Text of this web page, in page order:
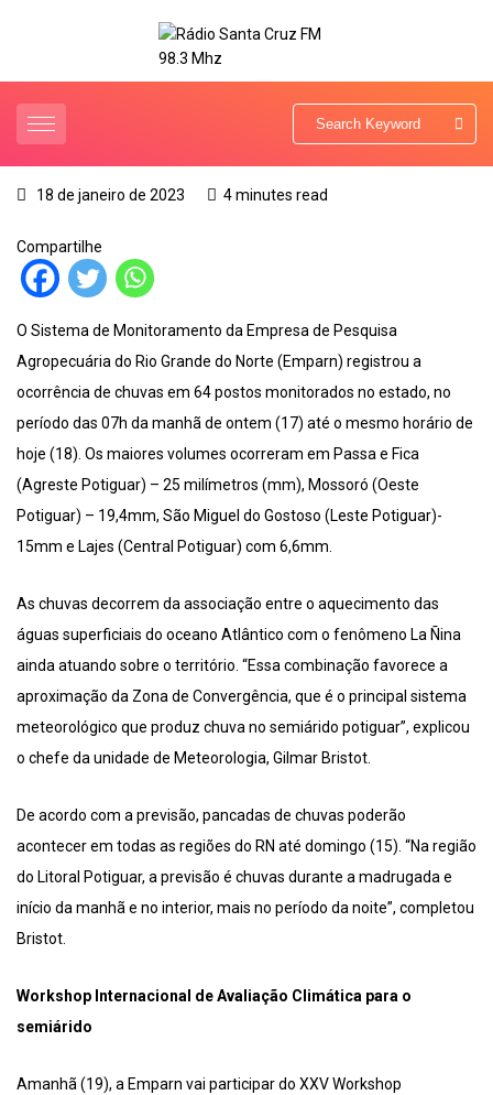
18 de janeiro de 2023 4 minutes read
Compartilhe
O Sistema de Monitoramento da Empresa de Pesquisa
Agropecuária do Rio Grande do Norte (Emparn) registrou a
ocorrência de chuvas em 64 postos monitorados no estado, no
período das 07h da manhã de ontem (17) até o mesmo horário de
hoje (18). Os maiores volumes ocorreram em Passa e Fica
(Agreste Potiguar) – 25 milímetros (mm), Mossoró (Oeste
Potiguar) – 19,4mm, São Miguel do Gostoso (Leste Potiguar)-
15mm e Lajes (Central Potiguar) com 6,6mm.
As chuvas decorrem da associação entre o aquecimento das
águas superficiais do oceano Atlântico com o fenômeno La Ñina
ainda atuando sobre o território. “Essa combinação favorece a
aproximação da Zona de Convergência, que é o principal sistema
meteorológico que produz chuva no semiárido potiguar”, explicou
o chefe da unidade de Meteorologia, Gilmar Bristot.
De acordo com a previsão, pancadas de chuvas poderão
acontecer em todas as regiões do RN até domingo (15). “Na região
do Litoral Potiguar, a previsão é chuvas durante a madrugada e
início da manhã e no interior, mais no período da noite”, completou
Bristot.
Workshop Internacional de Avaliação Climática para o
semiárido
Amanhã (19), a Emparn vai participar do XXV Workshop